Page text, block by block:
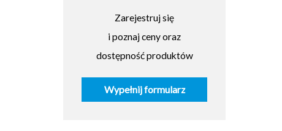
Zarejestruj się
i poznaj ceny oraz
dostępność produktów
Wypełnij formularz